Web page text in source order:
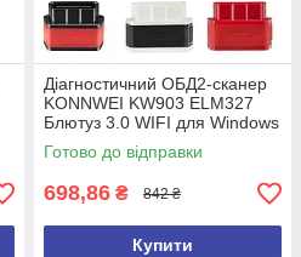
Діагностичний ОБД2-сканер
KONNWEI KW903 ELM327
Блютуз 3.0 WIFI для Windows
Android IOS Автосканер
ELM327
Готово до відправки
698,86 ₴ 842 ₴
Купити